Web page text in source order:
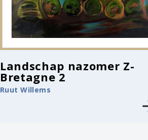
Landschap nazomer Z-
Bretagne 2
Ruut Willems